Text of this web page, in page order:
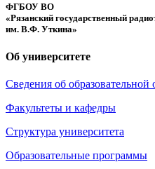
ФГБОУ ВО
«Рязанский государственный
им. В.Ф. Уткина»
Об университете
Сведения об образовательной
Факультеты и кафедры
Структура университета
Образовательные программы